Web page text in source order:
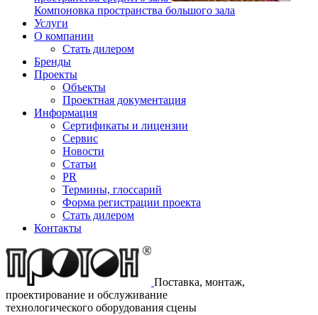
Компоновка пространства большого зала
Услуги
О компании
Стать дилером
Бренды
Проекты
Объекты
Проектная документация
Информация
Сертификаты и лицензии
Сервис
Новости
Статьи
PR
Термины, глоссарий
Форма регистрации проекта
Стать дилером
Контакты
Поставка, монтаж,
проектирование и обслуживание
технологического оборудования сцены